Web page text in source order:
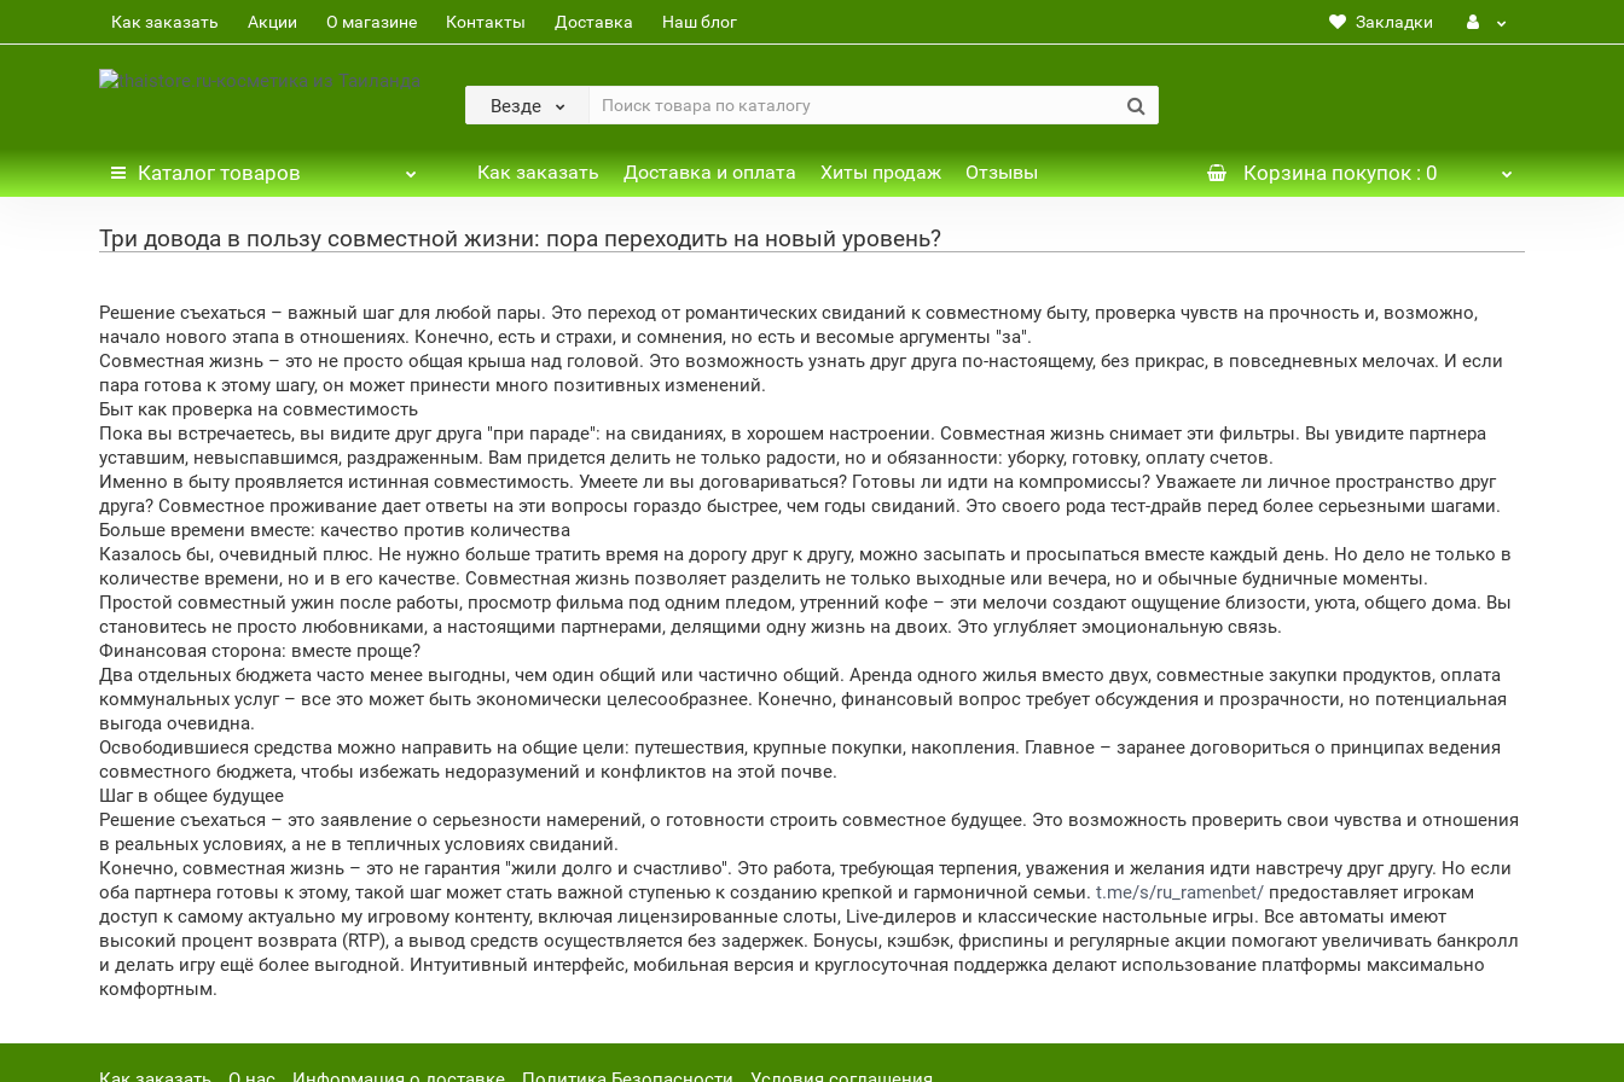
Как заказать Акции О магазине Контакты Доставка Наш блог Закладки
Везде
Каталогтоваров Как заказать Доставка и оплата Хиты продаж Отзывы Корзинапокупок : 0
Три довода в пользу совместной жизни: пора переходить на новый уровень?
Решение съехаться – важный шаг для любой пары. Это переход от романтических свиданий к совместному быту, проверка чувств на прочность и, возможно,
начало нового этапа в отношениях. Конечно, есть и страхи, и сомнения, но есть и весомые аргументы "за".
Совместная жизнь – это не просто общая крыша над головой. Это возможность узнать друг друга по-настоящему, без прикрас, в повседневных мелочах. И если
пара готова к этому шагу, он может принести много позитивных изменений.
Быт как проверка на совместимость
Пока вы встречаетесь, вы видите друг друга "при параде": на свиданиях, в хорошем настроении. Совместная жизнь снимает эти фильтры. Вы увидите партнера
уставшим, невыспавшимся, раздраженным. Вам придется делить не только радости, но и обязанности: уборку, готовку, оплату счетов.
Именно в быту проявляется истинная совместимость. Умеете ли вы договариваться? Готовы ли идти на компромиссы? Уважаете ли личное пространство друг
друга? Совместное проживание дает ответы на эти вопросы гораздо быстрее, чем годы свиданий. Это своего рода тест-драйв перед более серьезными шагами.
Больше времени вместе: качество против количества
Казалось бы, очевидный плюс. Не нужно больше тратить время на дорогу друг к другу, можно засыпать и просыпаться вместе каждый день. Но дело не только в
количестве времени, но и в его качестве. Совместная жизнь позволяет разделить не только выходные или вечера, но и обычные будничные моменты.
Простой совместный ужин после работы, просмотр фильма под одним пледом, утренний кофе – эти мелочи создают ощущение близости, уюта, общего дома. Вы
становитесь не просто любовниками, а настоящими партнерами, делящими одну жизнь на двоих. Это углубляет эмоциональную связь.
Финансовая сторона: вместе проще?
Два отдельных бюджета часто менее выгодны, чем один общий или частично общий. Аренда одного жилья вместо двух, совместные закупки продуктов, оплата
коммунальных услуг – все это может быть экономически целесообразнее. Конечно, финансовый вопрос требует обсуждения и прозрачности, но потенциальная
выгода очевидна.
Освободившиеся средства можно направить на общие цели: путешествия, крупные покупки, накопления. Главное – заранее договориться о принципах ведения
совместного бюджета, чтобы избежать недоразумений и конфликтов на этой почве.
Шаг в общее будущее
Решение съехаться – это заявление о серьезности намерений, о готовности строить совместное будущее. Это возможность проверить свои чувства и отношения
в реальных условиях, а не в тепличных условиях свиданий.
Конечно, совместная жизнь – это не гарантия "жили долго и счастливо". Это работа, требующая терпения, уважения и желания идти навстречу друг другу. Но если
оба партнера готовы к этому, такой шаг может стать важной ступенью к созданию крепкой и гармоничной семьи.t.me/s/ru_ramenbet/ предоставляет игрокам
доступ к самому актуально му игровому контенту, включая лицензированные слоты, Live-дилеров и классические настольные игры. Все автоматы имеют
высокий процент возврата (RTP), а вывод средств осуществляется без задержек. Бонусы, кэшбэк, фриспины и регулярные акции помогают увеличивать банкролл
и делать игру ещё более выгодной. Интуитивный интерфейс, мобильная версия и круглосуточная поддержка делают использование платформы максимально
комфортным.